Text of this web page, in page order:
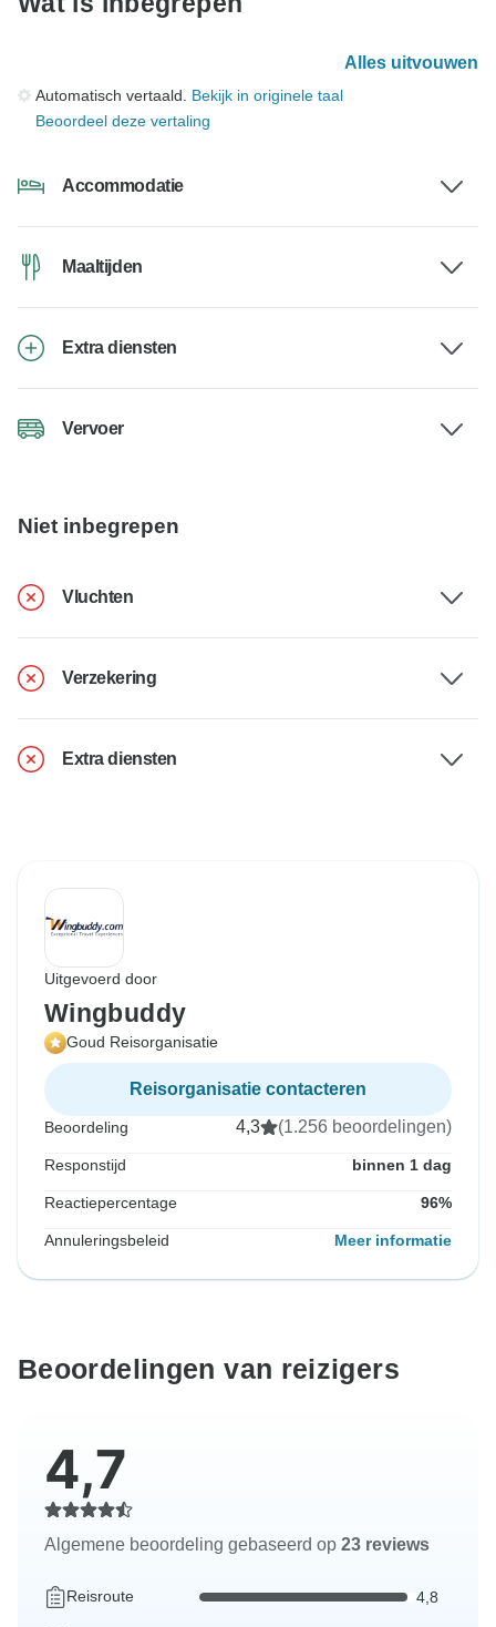
Alles uitvouwen
Automatisch vertaald. Bekijk in originele taal
Beoordeel deze vertaling
Accommodatie
Maaltijden
Extra diensten
Vervoer
Niet inbegrepen
Vluchten
Verzekering
Extra diensten
Uitgevoerd door
Wingbuddy
Goud Reisorganisatie
Reisorganisatie contacteren
Beoordeling 4,3 (1.256 beoordelingen)
Responstijd binnen 1 dag
Reactiepercentage 96%
Annuleringsbeleid Meer informatie
Beoordelingen van reizigers
4,7
Algemene beoordeling gebaseerd op 23 reviews
Reisroute 4,8